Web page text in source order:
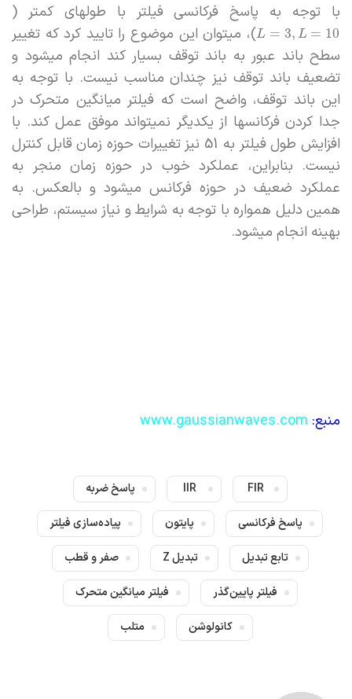
با توجه به پاسخ فرکانسی فیلتر با طولهای کمتر (
L = 3, L = 10
)، میتوان این موضوع را تایید کرد که تغییر
سطح باند عبور به باند توقف بسیار کند انجام میشود و
تضعیف باند توقف نیز چندان مناسب نیست. با توجه به
این باند توقف، واضح است که فیلتر میانگین متحرک در
جدا کردن فرکانسها از یکدیگر نمیتواند موفق عمل کند. با
افزایش طول فیلتر به 51 نیز تغییرات حوزه زمان قابل کنترل
نیست. بنابراین، عملکرد خوب در حوزه زمان منجر به
عملکرد ضعیف در حوزه فرکانس میشود و بالعکس. به
همین دلیل همواره با توجه به شرایط و نیاز سیستم، طراحی
بهینه انجام میشود.
منبع: www.gaussianwaves.com
FIR
IIR پاسخ ضربه
پاسخ فرکانسی پایتون پیاده‌سازی فیلتر
تابع تبدیل تبدیل Z صفر و قطب
فیلتر پایین‌گذر فیلتر میانگین متحرک
کانولوشن متلب